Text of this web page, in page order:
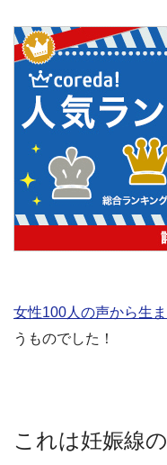
女性100人の声から生
うものでした！
これは妊娠線